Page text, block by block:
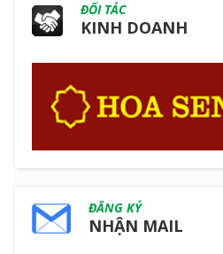
ĐỐI TÁC
KINH DOANH
ĐĂNG KÝ
NHẬN MAIL